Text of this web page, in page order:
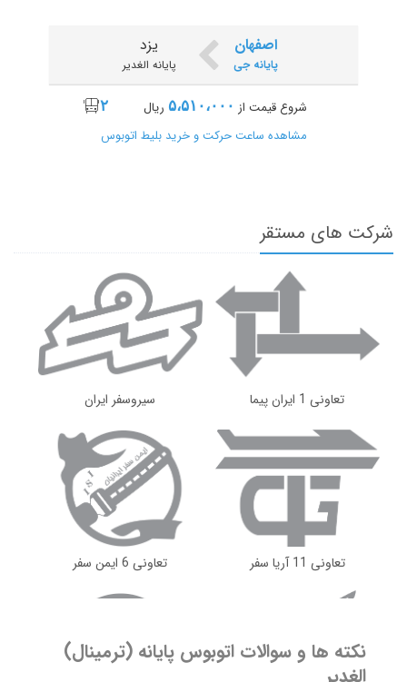
یزد مهران
مشاهده ساعت حرکت و خرید بلیط اتوبوس
اصفهان
پایانه جی
یزد
پایانه الغدیر
شروع قیمت از ۵،۵۱۰،۰۰۰ ریال ۲
مشاهده ساعت حرکت و خرید بلیط اتوبوس
بابل
شروع قیمت از ۱۴،۸۲۰،۰۰۰ ریال ۱
مشاهده ساعت حرکت و خرید بلیط اتوبوس
بندرعباس
پایانه خلیج فارس
یزد
پایانه الغدیر
شروع قیمت از ۶،۸۵۰،۰۰۰ ۲
مشاهده ساعت حرکت و خرید بلیط اتوبوس
بیرجند
پایانه بیرجند
یزد
پایانه الغدیر
شرکت های مستقر
تعاونی 1 ایران پیما سیروسفر ایران
تعاونی 11 آریا سفر تعاونی 6 ایمن سفر
نکته ها و سوالات اتوبوس پایانه (ترمینال)
الغدیر